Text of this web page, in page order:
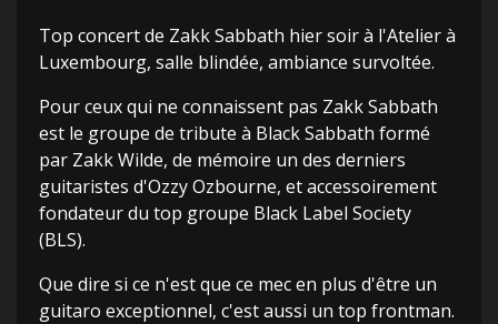
Top concert de Zakk Sabbath hier soir à l'Atelier à
Luxembourg, salle blindée, ambiance survoltée.
Pour ceux qui ne connaissent pas Zakk Sabbath
est le groupe de tribute à Black Sabbath formé
par Zakk Wilde, de mémoire un des derniers
guitaristes d'Ozzy Ozbourne, et accessoirement
fondateur du top groupe Black Label Society
(BLS).
Que dire si ce n'est que ce mec en plus d'être un
guitaro exceptionnel, c'est aussi un top frontman.